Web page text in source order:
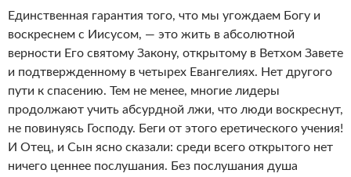
Единственная гарантия того, что мы угождаем Богу и
воскреснем с Иисусом, — это жить в абсолютной
верности Его святому Закону, открытому в Ветхом Завете
и подтвержденному в четырех Евангелиях. Нет другого
пути к спасению. Тем не менее, многие лидеры
продолжают учить абсурдной лжи, что люди воскреснут,
не повинуясь Господу. Беги от этого еретического учения!
И Отец, и Сын ясно сказали: среди всего открытого нет
ничего ценнее послушания. Без послушания душа